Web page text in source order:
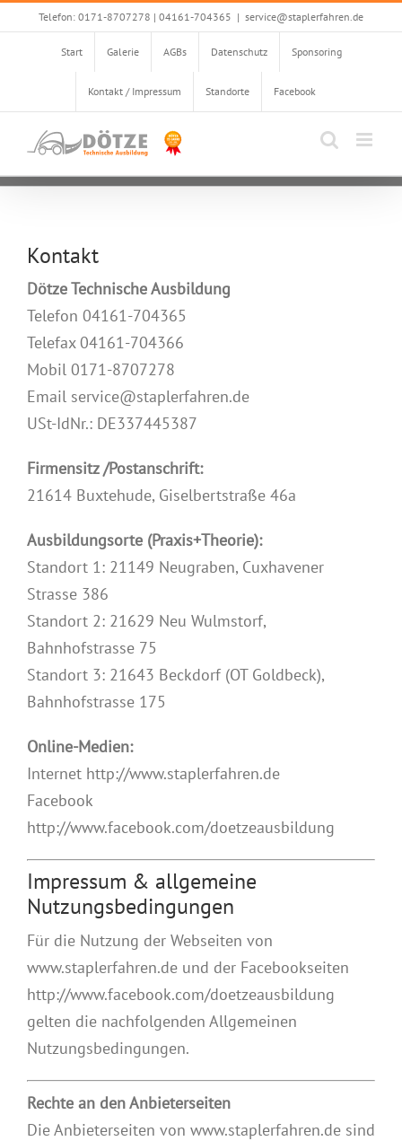
to
Telefon: 0171-8707278 | 04161-704365 | service@staplerfahren.de
Start Galerie AGBs Datenschutz Sponsoring
Kontakt / Impressum Standorte Facebook
Kontakt
Dötze Technische Ausbildung
Telefon 04161-704365
Telefax 04161-704366
Mobil 0171-8707278
Email service@staplerfahren.de
USt-IdNr.: DE337445387
Firmensitz /Postanschrift:
21614 Buxtehude, Giselbertstraße 46a
Ausbildungsorte (Praxis+Theorie):
Standort 1: 21149 Neugraben, Cuxhavener
Strasse 386
Standort 2: 21629 Neu Wulmstorf,
Bahnhofstrasse 75
Standort 3: 21643 Beckdorf (OT Goldbeck),
Bahnhofstrasse 175
Online-Medien:
Internet http://www.staplerfahren.de
Facebook
http://www.facebook.com/doetzeausbildung
Impressum & allgemeine
Nutzungsbedingungen
Für die Nutzung der Webseiten von
www.staplerfahren.de und der Facebookseiten
http://www.facebook.com/doetzeausbildung
gelten die nachfolgenden Allgemeinen
Nutzungsbedingungen.
Rechte an den Anbieterseiten
Die Anbieterseiten von www.staplerfahren.de sind